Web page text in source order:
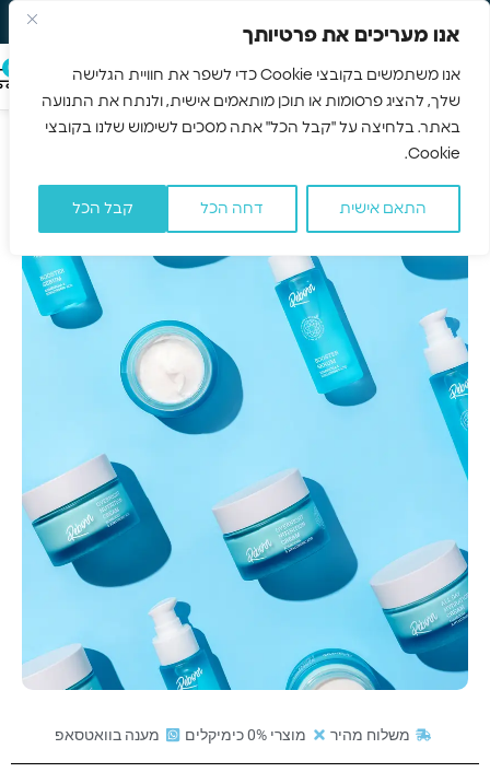
אנו מעריכים את פרטיותך
אנו משתמשים בקובצי Cookie כדי לשפר את חוויית הגלישה
שלך, להציג פרסומות או תוכן מותאמים אישית, ולנתח את התנועה
באתר. בלחיצה על "קבל הכל" אתה מסכים לשימוש שלנו בקובצי
Cookie.
התאם אישית דחה הכל קבל הכל
Skip to main content
0
עמוד הבית עמוד 2
קרמים
משלוח מהיר מוצרי 0% כימיקלים מענה בוואטסאפ